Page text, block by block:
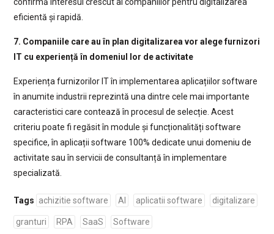
confirmă interesul crescut al companiilor pentru digitalizarea
eficientă și rapidă.
7. Companiile care au în plan digitalizarea vor alege furnizori
IT cu experiență în domeniul lor de activitate
Experiența furnizorilor IT în implementarea aplicațiilor software
în anumite industrii reprezintă una dintre cele mai importante
caracteristici care contează în procesul de selecție. Acest
criteriu poate fi regăsit în module și funcționalități software
specifice, în aplicații software 100% dedicate unui domeniu de
activitate sau în servicii de consultanță în implementare
specializată.
Tags achizitie software AI aplicatii software digitalizare
granturi RPA SaaS Software